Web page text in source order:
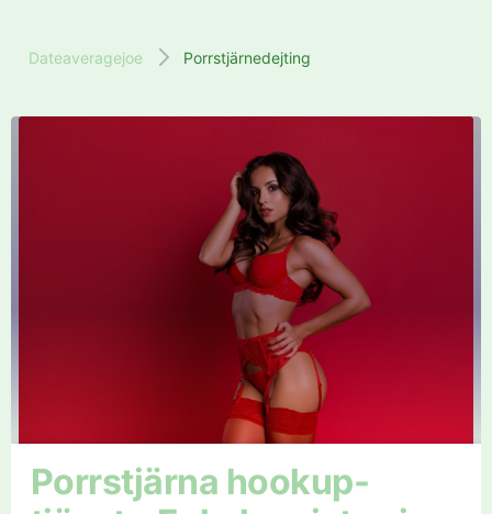
Dateaveragejoe Porrstjärnedejting
Porrstjärna hookup-